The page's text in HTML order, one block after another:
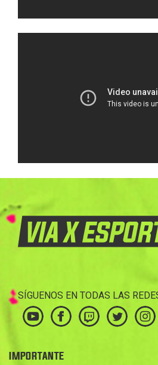
SÍGUENOS EN TODAS LAS
IMPORTANTE